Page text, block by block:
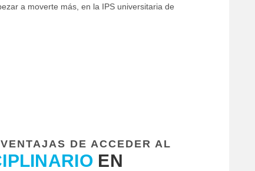
a moverte más, en la IPS universitaria de
DE ACCEDER AL
EN